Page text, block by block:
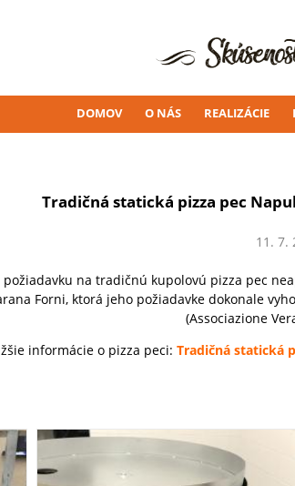
DOMOV O NÁS REALIZÁCIE
Tradičná statická pizza pec
11. 7.
požiadavku na tradičnú kupolovú pizza pec
Forni, ktorá jeho požiadavke dokonale
(Associazione
informácie o pizza peci: Tradičná statická